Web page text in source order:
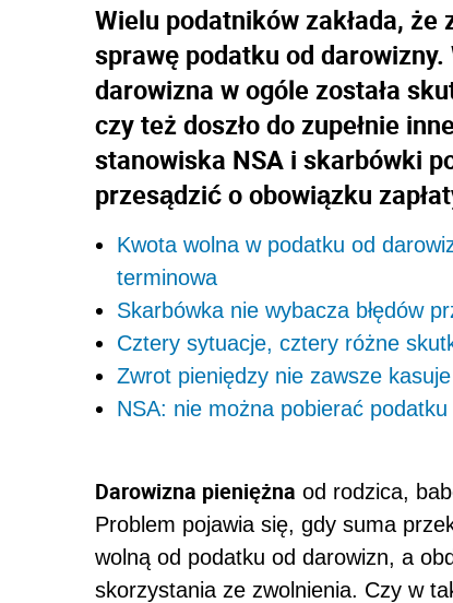
Wielu podatników zakłada,
sprawę podatku od
darowizna w ogóle została
czy też doszło do zupełnie
stanowiska NSA i skarbówki
przesądzić o obowiązku
Kwota wolna w podatku od
terminowa
Skarbówka nie wybacza błędów
Cztery sytuacje, cztery różne
Zwrot pieniędzy nie zawsze
NSA: nie można pobierać
Darowizna pieniężna od rodzica,
Problem pojawia się, gdy suma
wolną od podatku od darowizn, a
skorzystania ze zwolnienia. Czy w